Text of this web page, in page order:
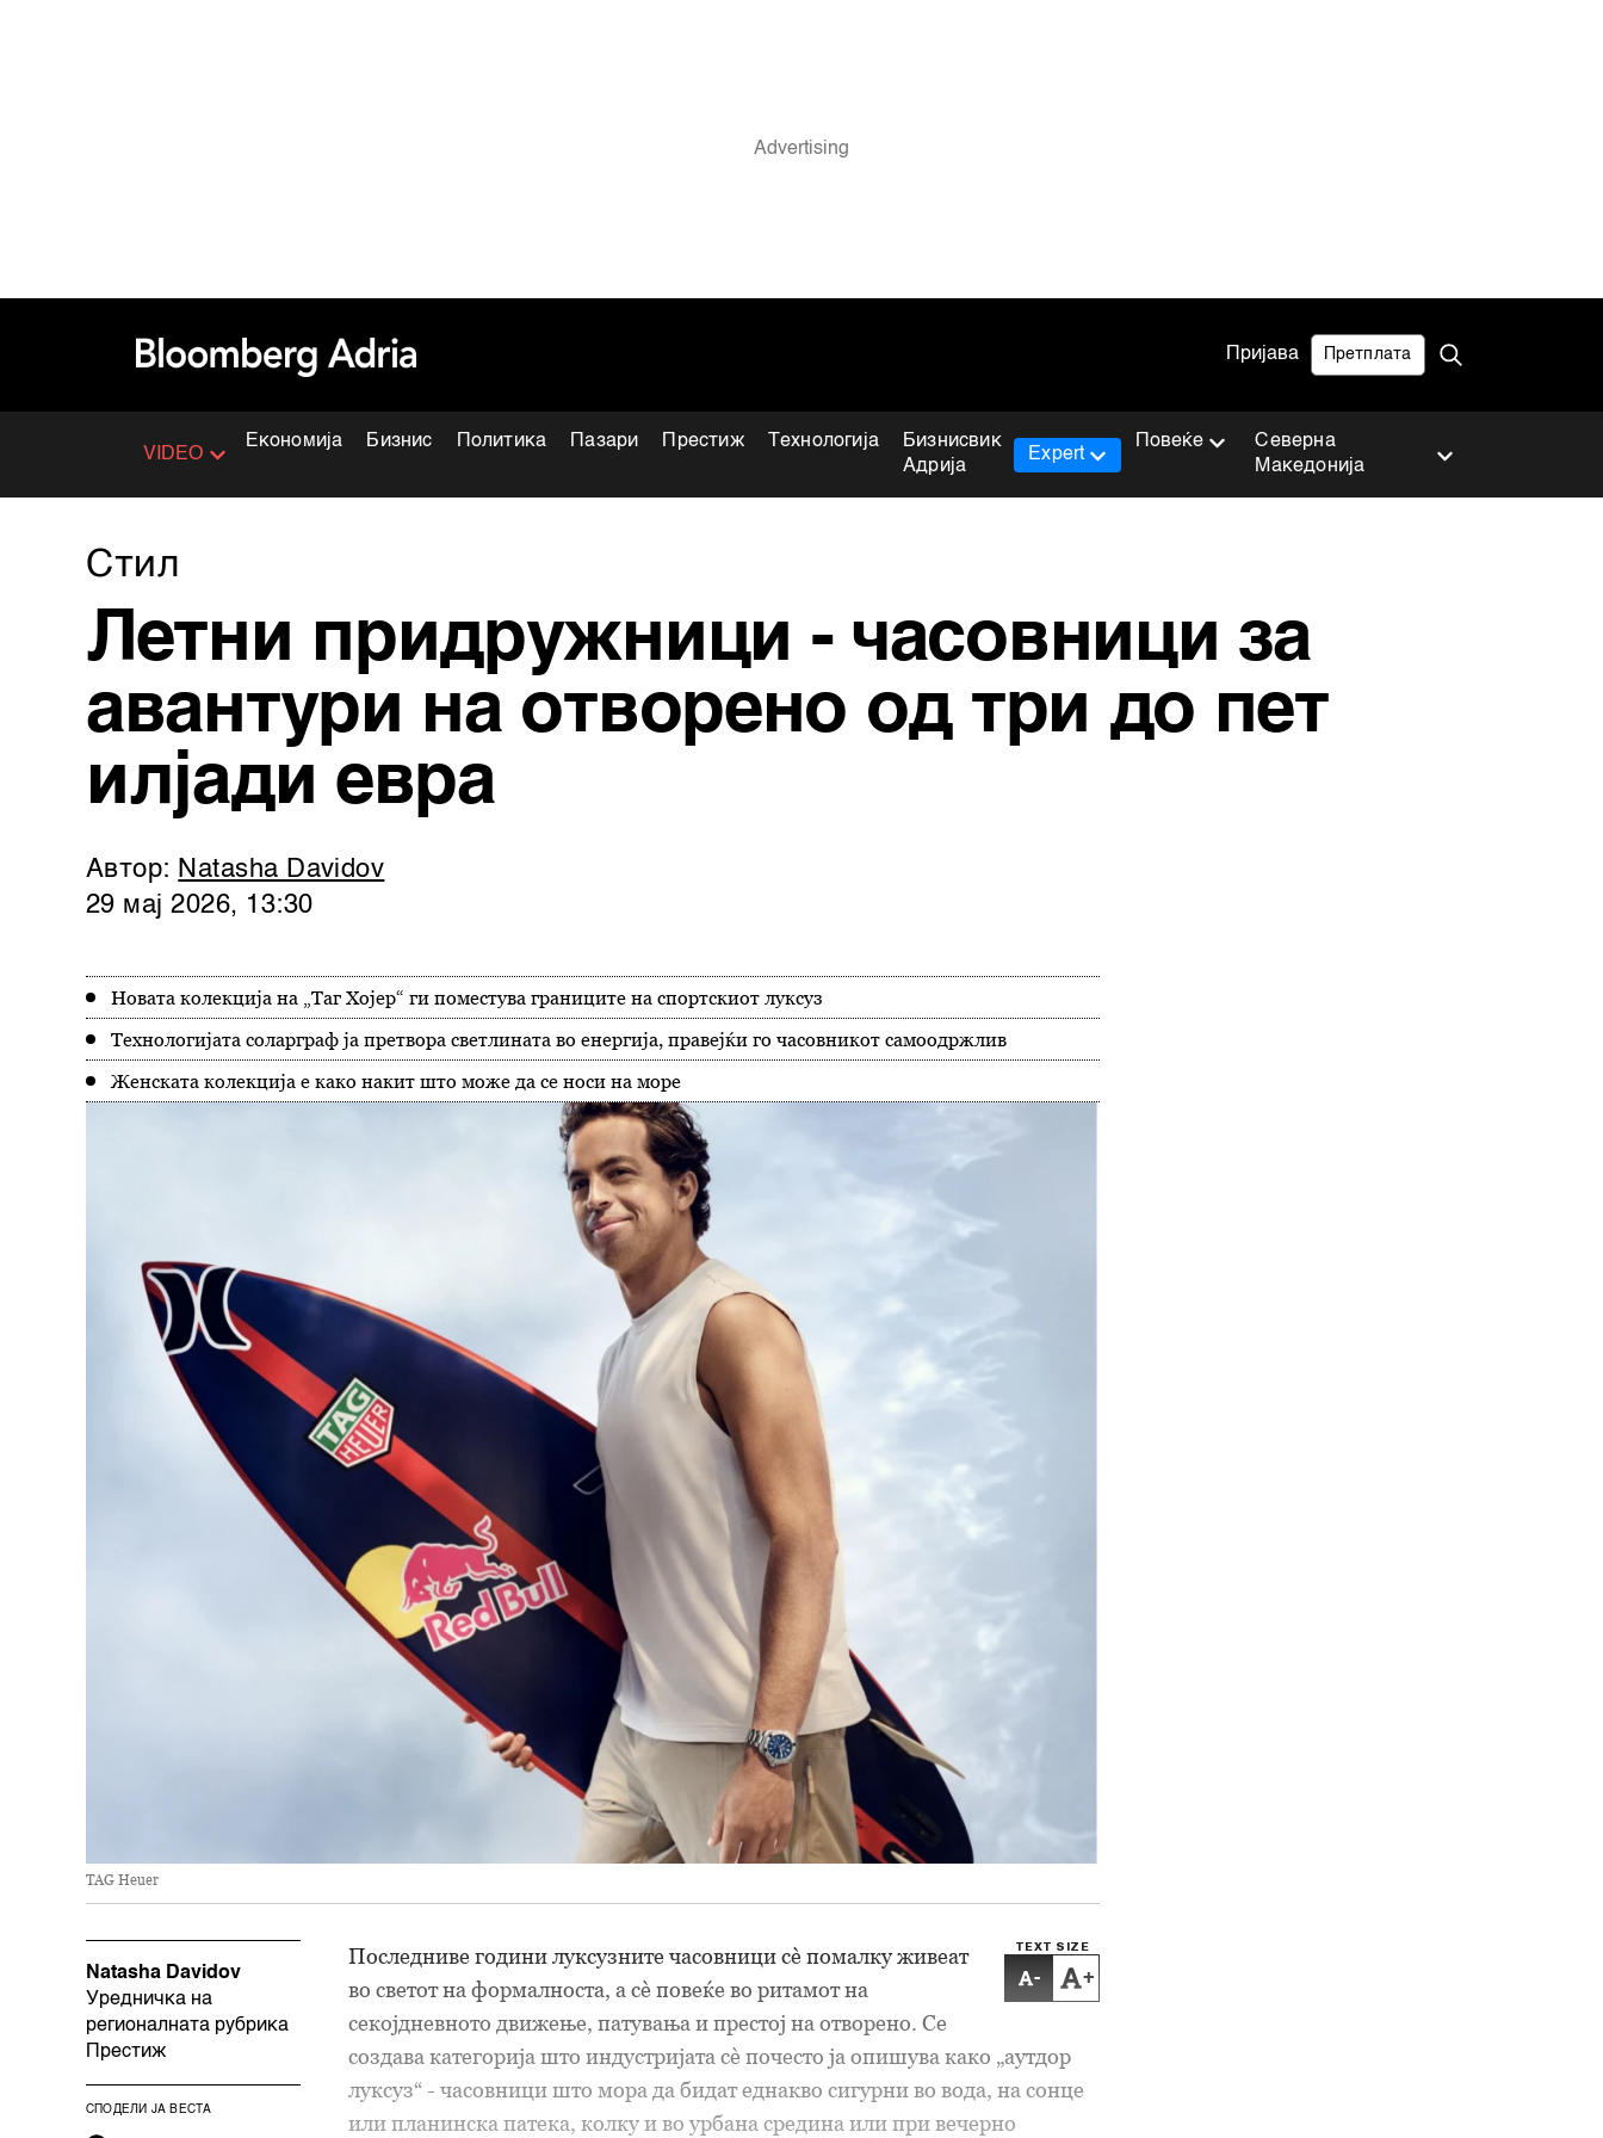
Пријава Претплата
VIDEO
Економија Бизнис Политика Пазари Престиж Технологија
Бизнисвик
Адрија
Северна
Македонија
Expert
Повеќе
Cтил
Летни придружници - часовници за
авантури на отворено од три до пет
илјади евра
Автор: Natasha Davidov
29 мај 2026, 13:30
Новата колекција на „Таг Хојер“ ги поместува границите на спортскиот луксуз
Технологијата соларграф ја претвора светлината во енергија, правејќи го часовникот самоодржлив
Женската колекција е како накит што може да се носи на море
TAG Heuer
Natasha Davidov
Уредничка на
регионалната рубрика
Престиж
СПОДЕЛИ ЈА ВЕСТА
TEXT SIZE
- +
Последниве години луксузните часовници сè помалку живеат
во светот на формалноста, а сè повеќе во ритамот на
секојдневното движење, патувања и престој на отворено. Се
создава категорија што индустријата сè почесто ја опишува како „аутдор
луксуз“ - часовници што мора да бидат еднакво сигурни во вода, на сонце
или планинска патека, колку и во урбана средина или при вечерно